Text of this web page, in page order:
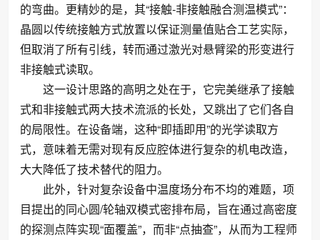
的弯曲。更精妙的是，其“接触-非接触融合测温模式”：
晶圆以传统接触方式放置以保证测量值贴合工艺实际，
但取消了所有引线，转而通过激光对悬臂梁的形变进行
非接触式读取。
这一设计思路的高明之处在于，它完美继承了接触
式和非接触式两大技术流派的长处，又跳出了它们各自
的局限性。在设备端，这种“即插即用”的光学读取方
式，意味着无需对现有反应腔体进行复杂的机电改造，
大大降低了技术替代的阻力。
此外，针对复杂设备中温度场分布不均的难题，项
目提出的同心圆/轮轴双模式密排布局，旨在通过高密度
的探测点阵实现“面覆盖”，而非“点抽查”，从而为工程师